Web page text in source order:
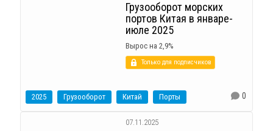
Грузооборот морских
портов Китая в январе-
июле 2025
Вырос на 2,9%
Только для подписчиков
2025 Грузооборот Китай Порты 0
07.11.2025